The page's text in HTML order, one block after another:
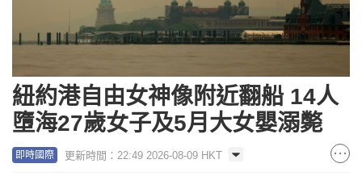
紐約港自由女神像附近翻船 14人
墮海27歲女子及5月大女嬰溺斃
即時國際 更新時間：22:49 2026-08-09 HKT